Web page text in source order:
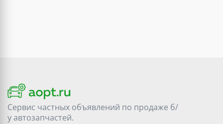
Сервис частных объявлений по продаже б/
уавтозапчастей.